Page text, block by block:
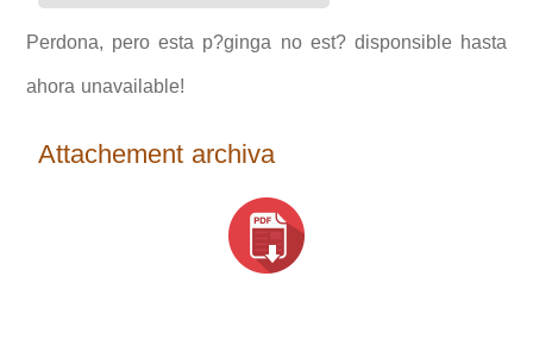
Perdona, pero esta p?ginga no est? disponsible hasta
ahora unavailable!
Attachement archiva